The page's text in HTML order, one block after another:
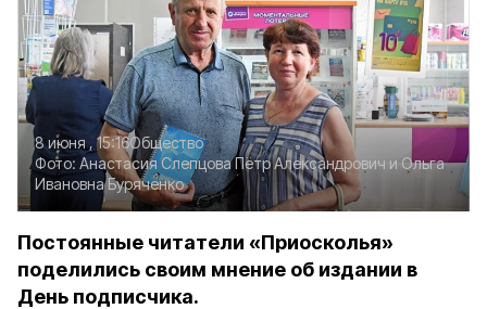
8 июня , 15:16Общество
Фото: Анастасия СлепцоваПётр Александрович и Ольга
Ивановна Буряченко
Постоянные читатели «Приосколья»
поделились своим мнение об издании в
День подписчика.